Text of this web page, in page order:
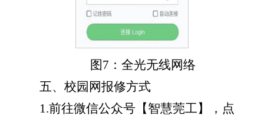
图7：全光无线网络
五、校园网报修方式
1.前往微信公众号【智慧莞工】，点